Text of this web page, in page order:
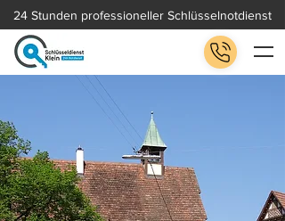
24 Stunden professioneller Schlüsselnotdienst